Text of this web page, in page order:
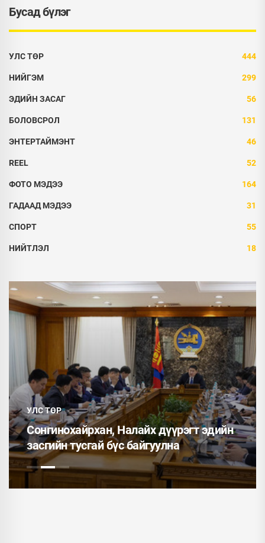
Бусад бүлэг
УЛС ТӨР 444
НИЙГЭМ 299
ЭДИЙН ЗАСАГ 56
БОЛОВСРОЛ 131
ЭНТЕРТАЙМЭНТ 46
REEL 52
ФОТО МЭДЭЭ 164
ГАДААД МЭДЭЭ 31
СПОРТ 55
НИЙТЛЭЛ 18
УЛС ТӨР
Сонгинохайрхан, Налайх дүүрэгт эдийн
засгийн тусгай бүс байгуулна